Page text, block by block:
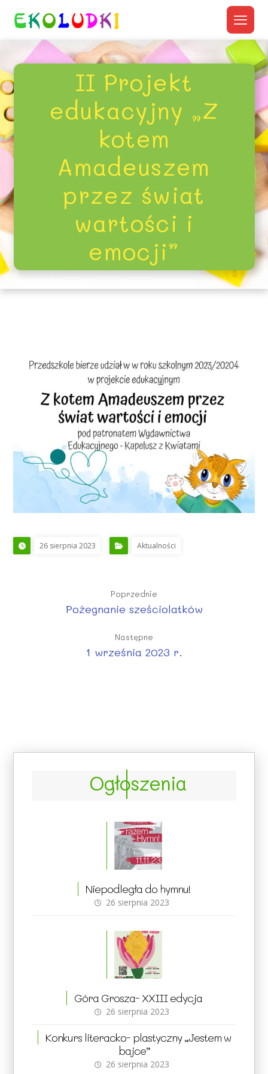
II Projekt
edukacyjny „Z
kotem
Amadeuszem
przez świat
wartości i
emocji”
26 sierpnia 2023 Aktualności
Poprzednie
Pożegnanie sześciolatków
Następne
1 września 2023 r.
Ogłoszenia
Niepodległa do hymnu!
26 sierpnia 2023
Góra Grosza- XXIII edycja
26 sierpnia 2023
Konkurs literacko- plastyczny „Jestem w
bajce”
26 sierpnia 2023